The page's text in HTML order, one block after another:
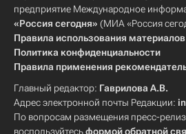
предприятие Международное
«Россия сегодня» (МИА «Россия
Правила использования материалов
Политика конфиденциальности
Правила применения
Главный редактор: Гаврилова А.В.
Адрес электронной почты Редакции:
По вопросам размещения пресс-
воспользуйтесьформой обратной